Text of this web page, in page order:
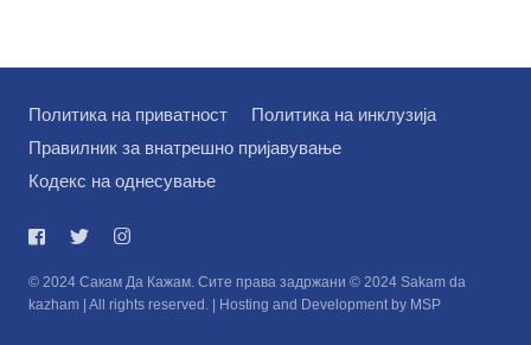
Политика на приватност
Политика на инклузија
Правилник за внатрешно пријавување
Кодекс на однесување
© 2024 Сакам Да Кажам. Сите права задржани © 2024 Sakam da
kazham | All rights reserved. | Hosting and Development by MSP